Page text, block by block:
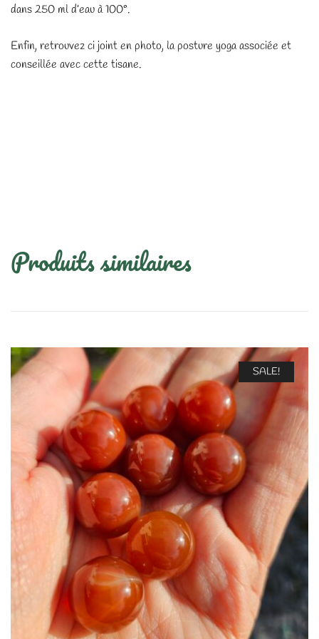
dans 250 ml d’eau à 100°.
Enfin, retrouvez ci joint en photo, la posture yoga associée et
conseillée avec cette tisane.
Produits similaires
SALE!